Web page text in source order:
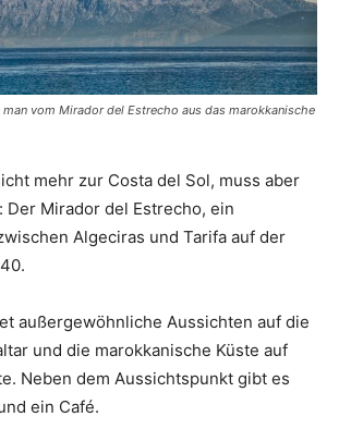
man vom Mirador del Estrecho aus das marokkanische
mehr zur Costa del Sol, muss aber
Mirador del Estrecho, ein
Algeciras und Tarifa auf der
außergewöhnliche Aussichten auf die
und die marokkanische Küste auf
Neben dem Aussichtspunkt gibt es
ein Café.